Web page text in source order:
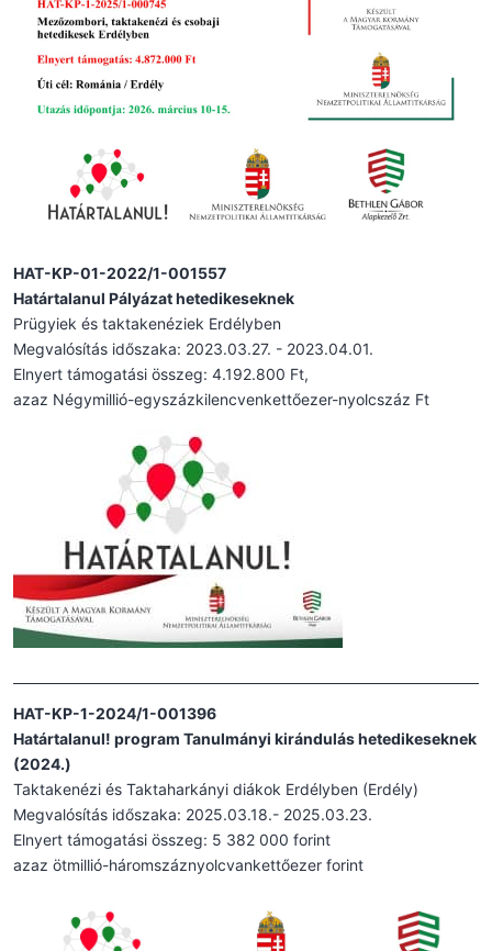
HAT-KP-01-2022/1-001557
Határtalanul Pályázat hetedikeseknek
Prügyiek és taktakenéziek Erdélyben
Megvalósítás időszaka: 2023.03.27. - 2023.04.01.
Elnyert támogatási összeg: 4.192.800 Ft,
azaz Négymillió-egyszázkilencvenkettőezer-nyolcszáz Ft
HAT-KP-1-2024/1-001396
Határtalanul! program Tanulmányi kirándulás hetedikeseknek
(2024.)
Taktakenézi és Taktaharkányi diákok Erdélyben (Erdély)
Megvalósítás időszaka: 2025.03.18.- 2025.03.23.
Elnyert támogatási összeg: 5 382 000 forint
azaz ötmillió-háromszáznyolcvankettőezer forint